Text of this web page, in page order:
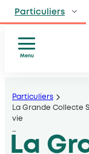
au
contenu
Particuliers
Professionnels
Fabricants,
Acteurs solidaires,
Apprendre à mieux
Menu
Donner
ou
recycler
Comprendre
Conseils
Particuliers
La Grande Collecte
vie
…
La